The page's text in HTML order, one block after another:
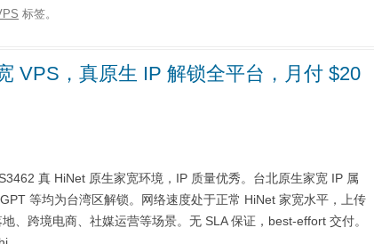
标签。
VPS，真原生 IP 解锁全平台，月付 $20
真 HiNet 原生家宽环境，IP 质量优秀。台北原生家宽 IP 属
等均为台湾区解锁。网络速度处于正常 HiNet 家宽水平，上传
、跨境电商、社媒运营等场景。无 SLA 保证，best-effort 交付。